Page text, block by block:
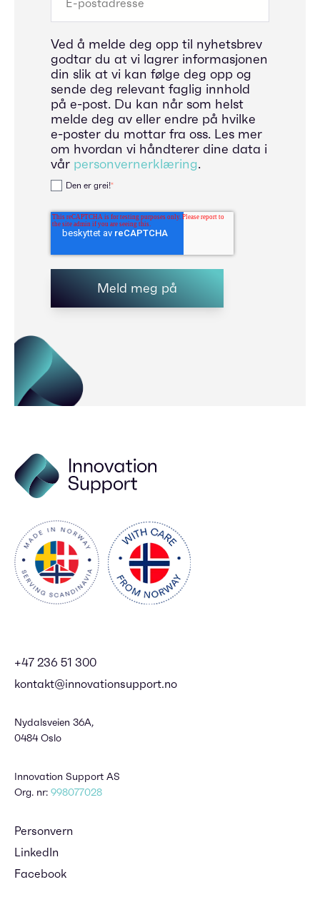
Ved å melde deg opp til nyhetsbrev
godtar du at vi lagrer informasjonen
din slik at vi kan følge deg opp og
sende deg relevant faglig innhold
på e-post. Du kan når som helst
melde deg av eller endre på hvilke
e-poster du mottar fra oss. Les mer
om hvordan vi håndterer dine data i
vår personvernerklæring.
Den er grei!*
+47 236 51 300
kontakt@innovationsupport.no
Nydalsveien 36A,
0484 Oslo
Innovation Support AS
Org. nr: 998077028
Personvern
LinkedIn
Facebook